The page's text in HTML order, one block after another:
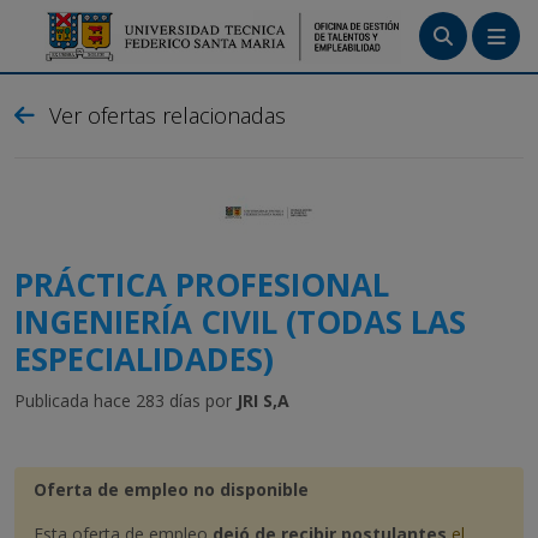
Crea tu cuenta
Ingresa
Ver ofertas relacionadas
PRÁCTICA PROFESIONAL
INGENIERÍA CIVIL (TODAS LAS
ESPECIALIDADES)
Publicada hace 283 días por JRI S,A
Oferta de empleo no disponible